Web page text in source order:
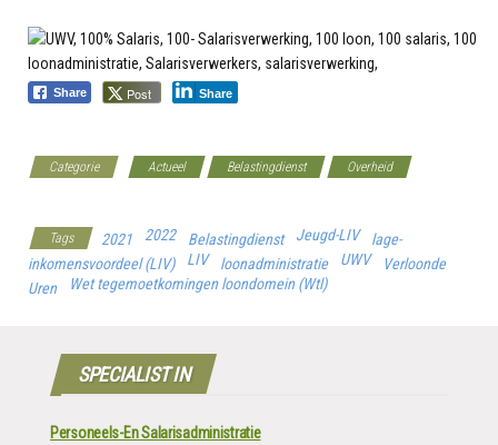
Share Post Share
Categorie Actueel Belastingdienst
Overheid
Tags 2021 2022 Belastingdienst Jeugd-LIV
lage-
inkomensvoordeel (LIV)
LIV loonadministratie UWV
Verloonde
Uren
Wet tegemoetkomingen loondomein (Wtl)
SPECIALIST IN
Personeels-En Salarisadministratie